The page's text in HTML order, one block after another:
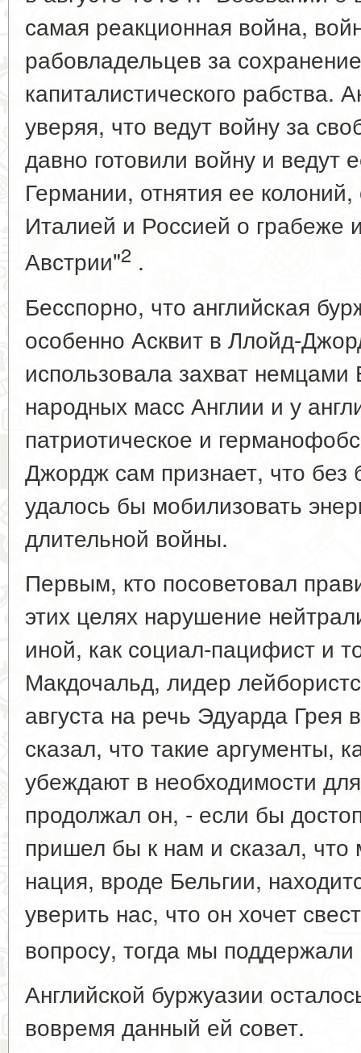
самая реакционная война,
рабовладельцев за
капиталистического рабства.
уверяя, что ведут войну за
давно готовили войну и ведут
Германии, отнятия ее
Италией и Россией о грабеже
Австрии"2 .
Бесспорно, что английская
особенно Асквит в Ллойд-
использовала захват немцами
народных масс Англии и у
патриотическое и
Джордж сам признает, что без
удалось бы мобилизовать
длительной войны.
Первым, кто посоветовал
этих целях нарушение
иной, как социал-пацифист и
Макдочальд, лидер
августа на речь Эдуарда Грея
сказал, что такие аргументы,
убеждают в необходимости
продолжал он, - если бы
пришел бы к нам и сказал, что
нация, вроде Бельгии,
уверить нас, что он хочет
вопросу, тогда мы
Английской буржуазии
вовремя данный ей совет.